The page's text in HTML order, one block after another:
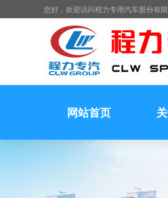
您好，欢迎访问程力专用汽车股份有
网站首页